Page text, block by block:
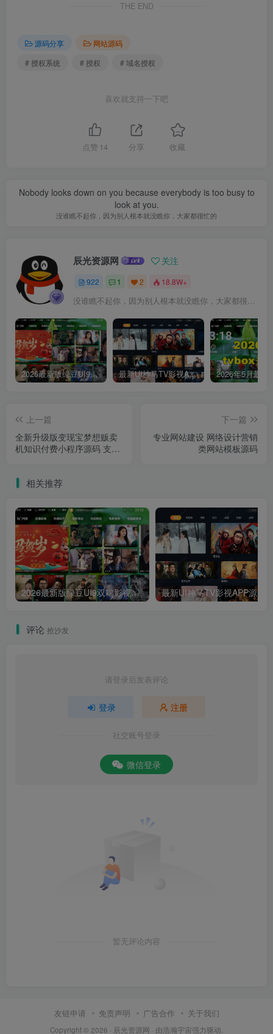
THE END
源码分享
网站源码
# 授权系统
# 授权 # 域名授权
喜欢就支持一下吧
点赞 14 分享 收藏
Nobody looks down on you because everybody is too busy to
look at you.
没谁瞧不起你，因为别人根本就没瞧你，大家都很忙的
辰光资源网 关注
922 1 2 18.8W+
没谁瞧不起你，因为别人根本就没瞧你，大家都很忙的
2026最新版绿豆UI9双端影视APP源码 最新UI神马TV影视APP源码 乐檬影视苹果CMS后台 包含前后端源码
上一篇
全新升级版变现宝梦想贩卖
机知识付费小程序源码 支持
下载等功能 可独立部署
下一篇
专业网站建设 网络设计营销
类网站模板源码
相关推荐
2026最新版绿豆UI9双端影视APP源码
评论 抢沙发
请登录后发表评论
登录 注册
社交账号登录
微信登录
暂无评论内容
友链申请 免责声明 广告合作 关于我们
Copyright © 2026 · 辰光资源网 · 由浩瀚宇宙强力驱动.